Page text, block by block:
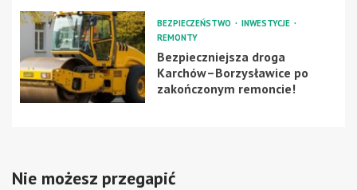
BEZPIECZEŃSTWO
INWESTYCJE
REMONTY
Bezpieczniejsza droga
Karchów–Borzysławice po
zakończonym remoncie!
Nie możesz przegapić